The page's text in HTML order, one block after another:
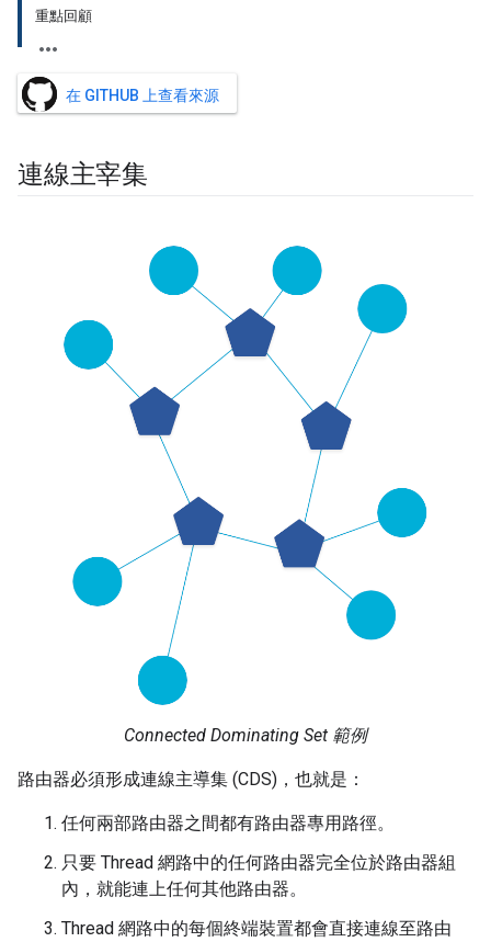
重點回顧
在 GITHUB 上查看來源
連線主宰集
Connected Dominating Set 範例
路由器必須形成連線主導集 (CDS)，也就是：
任何兩部路由器之間都有路由器專用路徑。
只要 Thread 網路中的任何路由器完全位於路由器組
內，就能連上任何其他路由器。
Thread 網路中的每個終端裝置都會直接連線至路由